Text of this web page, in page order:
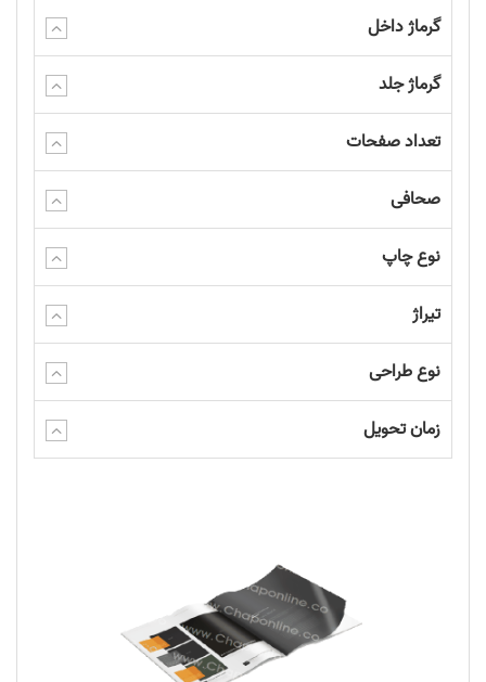
گرماژ داخل
گرماژ جلد
تعداد صفحات
صحافی
نوع چاپ
تیراژ
نوع طراحی
زمان تحویل